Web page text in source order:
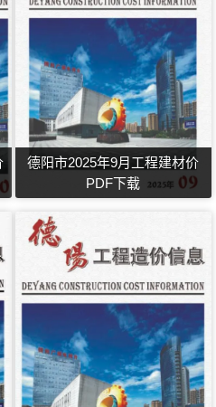
德阳市2025年9月工程建材价
PDF下载